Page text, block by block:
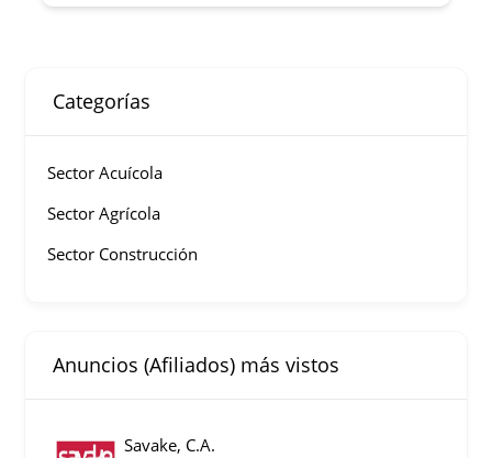
Categorías
Sector Acuícola
Sector Agrícola
Sector Construcción
Anuncios (Afiliados) más vistos
Savake, C.A.